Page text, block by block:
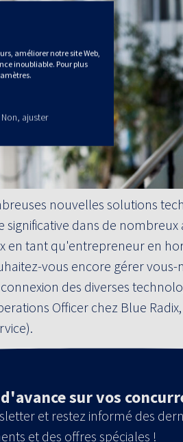
nouvelles solutions
significative dans de
en tant qu'entrepreneur en
vous encore gérer
des diverses
Officer chez Blue
sur vos
et restez informé des
et des offres spéciales !
améliorer notre site Web,
inoubliable. Pour plus
Non, ajuster